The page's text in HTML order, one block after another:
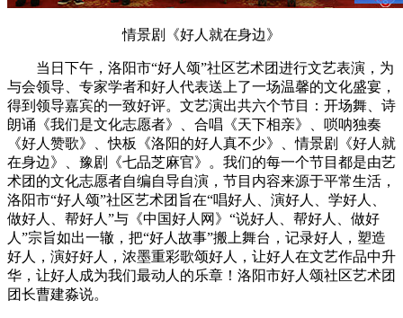
情景剧《好人就在身边》
当日下午，洛阳市“好人颂”社区艺术团进行文艺表演，为
与会领导、专家学者和好人代表送上了一场温馨的文化盛宴，
得到领导嘉宾的一致好评。文艺演出共六个节目：开场舞、诗
朗诵《我们是文化志愿者》、合唱《天下相亲》、唢呐独奏
《好人赞歌》、快板《洛阳的好人真不少》、情景剧《好人就
在身边》、豫剧《七品芝麻官》。我们的每一个节目都是由艺
术团的文化志愿者自编自导自演，节目内容来源于平常生活，
洛阳市“好人颂”社区艺术团旨在“唱好人、演好人、学好人、
做好人、帮好人”与《中国好人网》“说好人、帮好人、做好
人”宗旨如出一辙，把“好人故事”搬上舞台，记录好人，塑造
好人，演好好人，浓墨重彩歌颂好人，让好人在文艺作品中升
华，让好人成为我们最动人的乐章！洛阳市好人颂社区艺术团
团长曹建淼说。